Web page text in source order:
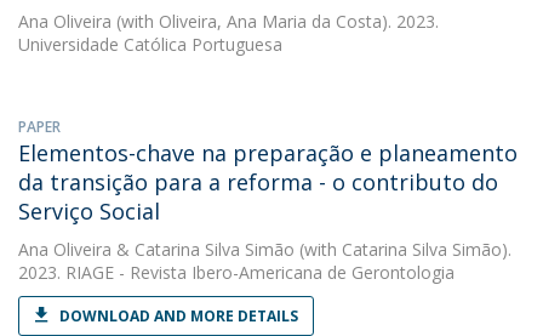
Ana Oliveira (with Oliveira, Ana Maria da Costa). 2023.
Universidade Católica Portuguesa
PAPER
Elementos-chave na preparação e planeamento
da transição para a reforma - o contributo do
Serviço Social
Ana Oliveira & Catarina Silva Simão (with Catarina Silva Simão).
2023. RIAGE - Revista Ibero-Americana de Gerontologia
DOWNLOAD AND MORE DETAILS